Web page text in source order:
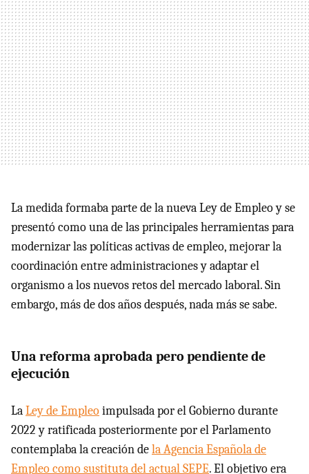
La medida formaba parte de la nueva Ley de Empleo y se
presentó como una de las principales herramientas para
modernizar las políticas activas de empleo, mejorar la
coordinación entre administraciones y adaptar el
organismo a los nuevos retos del mercado laboral. Sin
embargo, más de dos años después, nada más se sabe.
Una reforma aprobada pero pendiente de
ejecución
LaLey de Empleoimpulsada por el Gobierno durante
2022 y ratificada posteriormente por el Parlamento
contemplaba la creación dela Agencia Española de
Empleo como sustituta del actual SEPE. El objetivo era